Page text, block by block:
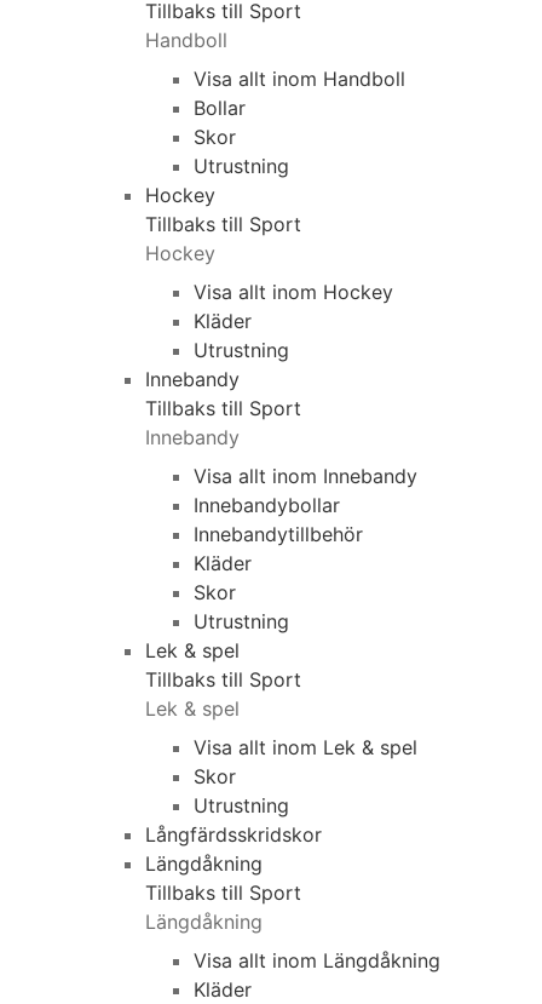
Tillbaks till Sport
Handboll
Visa allt inom Handboll
Bollar
Skor
Utrustning
Hockey
Tillbaks till Sport
Hockey
Visa allt inom Hockey
Kläder
Utrustning
Innebandy
Tillbaks till Sport
Innebandy
Visa allt inom Innebandy
Innebandybollar
Innebandytillbehör
Kläder
Skor
Utrustning
Lek & spel
Tillbaks till Sport
Lek & spel
Visa allt inom Lek & spel
Skor
Utrustning
Långfärdsskridskor
Längdåkning
Tillbaks till Sport
Längdåkning
Visa allt inom Längdåkning
Kläder